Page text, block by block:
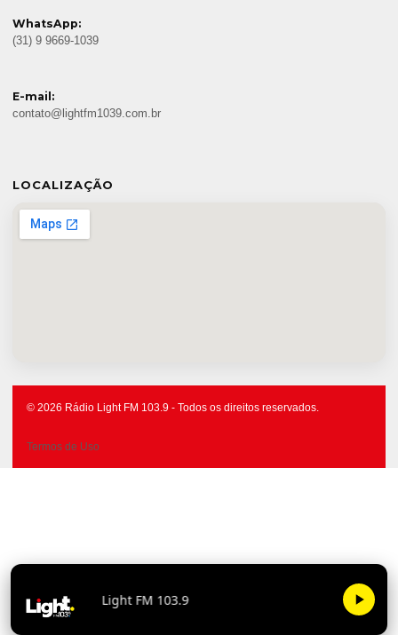
WhatsApp:
(31) 9 9669-1039
E-mail:
contato@lightfm1039.com.br
LOCALIZAÇÃO
© 2026 Rádio Light FM 103.9 - Todos os direitos reservados.
Termos de Uso
Light FM 103.9